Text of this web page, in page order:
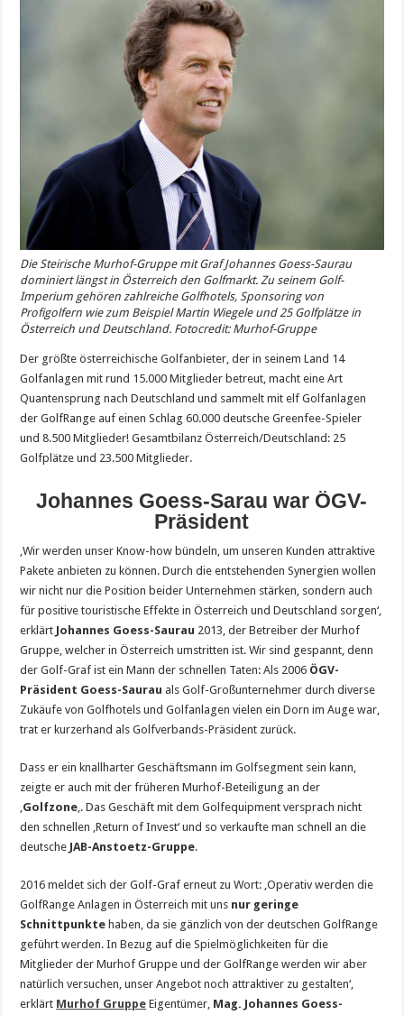
Die Steirische Murhof-Gruppe mit Graf Johannes Goess-Saurau
dominiert längst in Österreich den Golfmarkt. Zu seinem Golf-
Imperium gehören zahlreiche Golfhotels, Sponsoring von
Profigolfern wie zum Beispiel Martin Wiegele und 25 Golfplätze in
Österreich und Deutschland. Fotocredit: Murhof-Gruppe
Der größte österreichische Golfanbieter, der in seinem Land 14
Golfanlagen mit rund 15.000 Mitglieder betreut, macht eine Art
Quantensprung nach Deutschland und sammelt mit elf Golfanlagen
der GolfRange auf einen Schlag 60.000 deutsche Greenfee-Spieler
und 8.500 Mitglieder! Gesamtbilanz Österreich/Deutschland: 25
Golfplätze und 23.500 Mitglieder.
Johannes Goess-Sarau war ÖGV-
Präsident
‚Wir werden unser Know-how bündeln, um unseren Kunden attraktive
Pakete anbieten zu können. Durch die entstehenden Synergien wollen
wir nicht nur die Position beider Unternehmen stärken, sondern auch
für positive touristische Effekte in Österreich und Deutschland sorgen‘,
erklärt Johannes Goess-Saurau 2013, der Betreiber der Murhof
Gruppe, welcher in Österreich umstritten ist. Wir sind gespannt, denn
der Golf-Graf ist ein Mann der schnellen Taten: Als 2006 ÖGV-
Präsident Goess-Saurau als Golf-Großunternehmer durch diverse
Zukäufe von Golfhotels und Golfanlagen vielen ein Dorn im Auge war,
trat er kurzerhand als Golfverbands-Präsident zurück.
Dass er ein knallharter Geschäftsmann im Golfsegment sein kann,
zeigte er auch mit der früheren Murhof-Beteiligung an der
Golfzone ‚. Das Geschäft mit dem Golfequipment versprach nicht
den schnellen ‚Return of Invest‘ und so verkaufte man schnell an die
deutsche JAB-Anstoetz-Gruppe.
2016 meldet sich der Golf-Graf erneut zu Wort: ‚Operativ werden die
GolfRange Anlagen in Österreich mit uns nur geringe
Schnittpunkte haben, da sie gänzlich von der deutschen GolfRange
geführt werden. In Bezug auf die Spielmöglichkeiten für die
Mitglieder der Murhof Gruppe und der GolfRange werden wir aber
natürlich versuchen, unser Angebot noch attraktiver zu gestalten‘,
erklärt Murhof Gruppe Eigentümer, Mag. Johannes Goess-